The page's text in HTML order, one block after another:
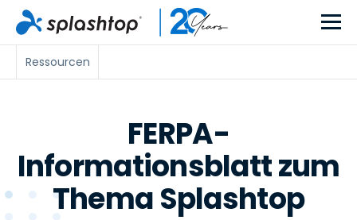
Ressourcen
FERPA-
Informationsblatt zum
Thema Splashtop